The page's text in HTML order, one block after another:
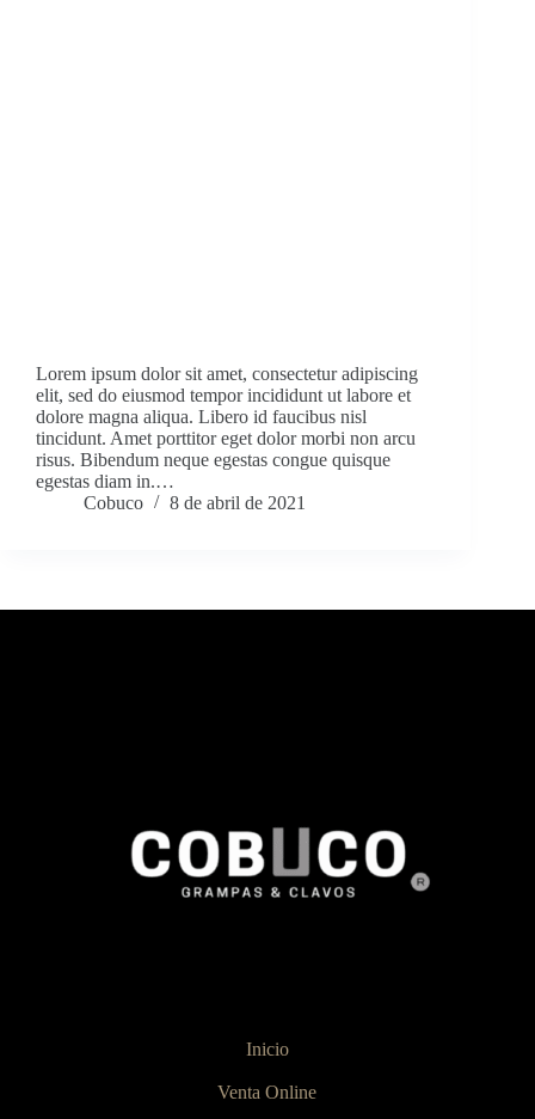
Lorem ipsum dolor sit amet, consectetur adipiscing
elit, sed do eiusmod tempor incididunt ut labore et
dolore magna aliqua. Libero id faucibus nisl
tincidunt. Amet porttitor eget dolor morbi non arcu
risus. Bibendum neque egestas congue quisque
egestas diam in.…
Cobuco
8 de abril de 2021
Inicio
Venta Online